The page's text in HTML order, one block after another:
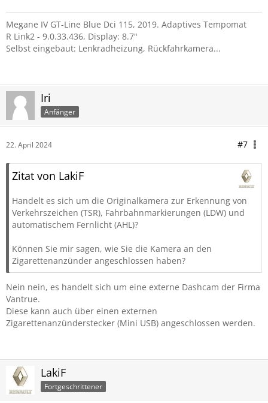
Megane IV GT-Line Blue Dci 115, 2019. Adaptives Tempomat
R Link2 - 9.0.33.436, Display: 8.7"
Selbst eingebaut: Lenkradheizung, Rückfahrkamera...
Iri
Anfänger
22. April 2024 #7
Zitat von LakiF
Handelt es sich um die Originalkamera zur Erkennung von
Verkehrszeichen (TSR), Fahrbahnmarkierungen (LDW) und
automatischem Fernlicht (AHL)?
Können Sie mir sagen, wie Sie die Kamera an den
Zigarettenanzünder angeschlossen haben?
Nein nein, es handelt sich um eine externe Dashcam der Firma
Vantrue.
Diese kann auch über einen externen
Zigarettenanzünderstecker (Mini USB) angeschlossen werden.
LakiF
Fortgeschrittener